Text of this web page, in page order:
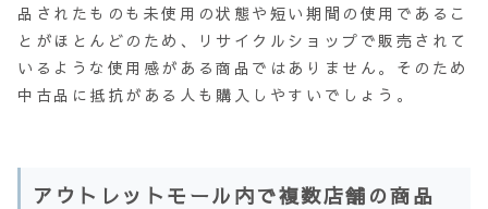
品されたものも未使用の状態や短い期間の使用であるこ
とがほとんどのため、リサイクルショップで販売されて
いるような使用感がある商品ではありません。そのため
中古品に抵抗がある人も購入しやすいでしょう。
アウトレットモール内で複数店舗の商品